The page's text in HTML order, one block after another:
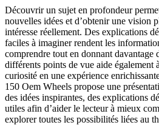
Découvrir un sujet en profondeur
nouvelles idées et d’obtenir une vision
intéresse réellement. Des explications
faciles à imaginer rendent les
comprendre tout en donnant davantage
différents points de vue aide également
curiosité en une expérience
150 Oem Wheels propose une
des idées inspirantes, des explications
utiles afin d’aider le lecteur à mieux
explorer toutes les possibilités liées au